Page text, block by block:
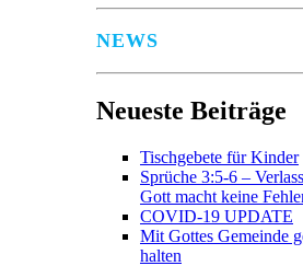
NEWS
Neueste Beiträge
Tischgebete für Kinder
Sprüche 3:5-6 –
Gott macht keine
COVID-19 UPDATE
Mit Gottes Gemeinde
halten